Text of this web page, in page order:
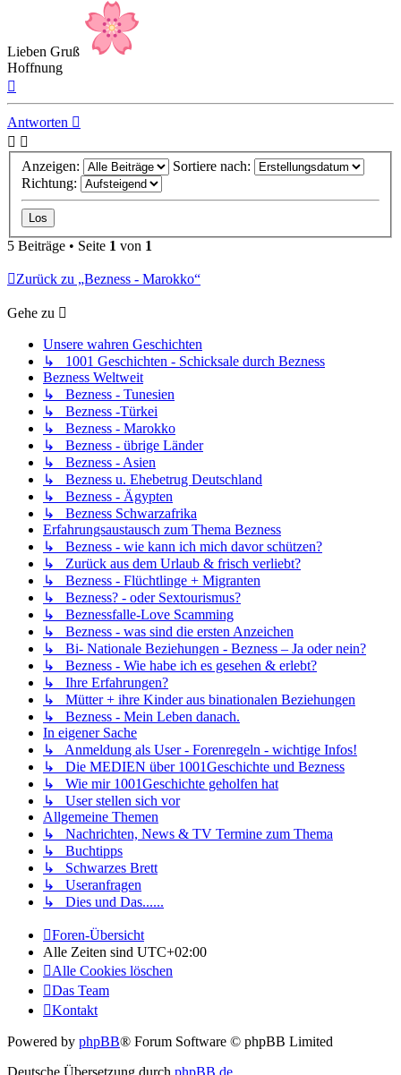
Lieben Gruß
Hoffnung
Antworten
Anzeigen:
Sortiere nach:
Richtung:
5 Beiträge • Seite 1 von 1
Zurück zu „Bezness - Marokko“
Gehe zu
Unsere wahren Geschichten
↳ 1001 Geschichten - Schicksale durch Bezness
Bezness Weltweit
↳ Bezness - Tunesien
↳ Bezness -Türkei
↳ Bezness - Marokko
↳ Bezness - übrige Länder
↳ Bezness - Asien
↳ Bezness u. Ehebetrug Deutschland
↳ Bezness - Ägypten
↳ Bezness Schwarzafrika
Erfahrungsaustausch zum Thema Bezness
↳ Bezness - wie kann ich mich davor schützen?
↳ Zurück aus dem Urlaub & frisch verliebt?
↳ Bezness - Flüchtlinge + Migranten
↳ Bezness? - oder Sextourismus?
↳ Beznessfalle-Love Scamming
↳ Bezness - was sind die ersten Anzeichen
↳ Bi- Nationale Beziehungen - Bezness – Ja oder nein?
↳ Bezness - Wie habe ich es gesehen & erlebt?
↳ Ihre Erfahrungen?
↳ Mütter + ihre Kinder aus binationalen Beziehungen
↳ Bezness - Mein Leben danach.
In eigener Sache
↳ Anmeldung als User - Forenregeln - wichtige Infos!
↳ Die MEDIEN über 1001Geschichte und Bezness
↳ Wie mir 1001Geschichte geholfen hat
↳ User stellen sich vor
Allgemeine Themen
↳ Nachrichten, News & TV Termine zum Thema
↳ Buchtipps
↳ Schwarzes Brett
↳ Useranfragen
↳ Dies und Das......
Foren-Übersicht
Alle Zeiten sind UTC+02:00
Alle Cookies löschen
Das Team
Kontakt
Powered by phpBB® Forum Software © phpBB Limited
Deutsche Übersetzung durch phpBB.de